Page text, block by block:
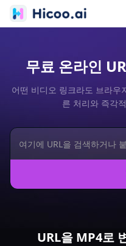
무료 온라인
어떤 비디오 링크라도 브라우
른 처리와 즉각
URL을 MP4로